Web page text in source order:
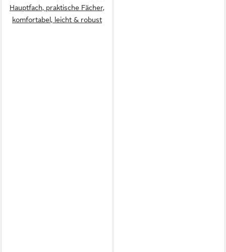
Hauptfach, praktische Fächer,
komfortabel, leicht & robust